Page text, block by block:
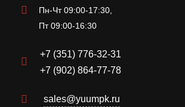
Пн-Чт 09:00-17:30,
Пт 09:00-16:30
+7 (351) 776-32-31
+7 (902) 864-77-78
sales@yuumpk.ru